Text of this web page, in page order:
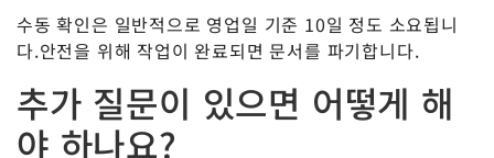
수동 확인은 일반적으로 영업일 기준 10일 정도 소요됩니
다.안전을 위해 작업이 완료되면 문서를 파기합니다.
추가 질문이 있으면 어떻게 해
야 하나요?